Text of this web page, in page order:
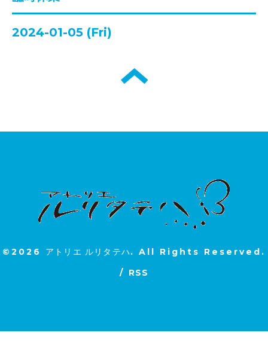
2024-01-05 (Fri)
©2026 アトリエ ルリタテハ. All Rights Reserved.
/ RSS